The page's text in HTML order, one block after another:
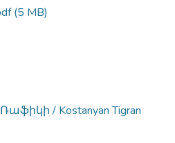
(5 MB)
/ Kostanyan Tigran